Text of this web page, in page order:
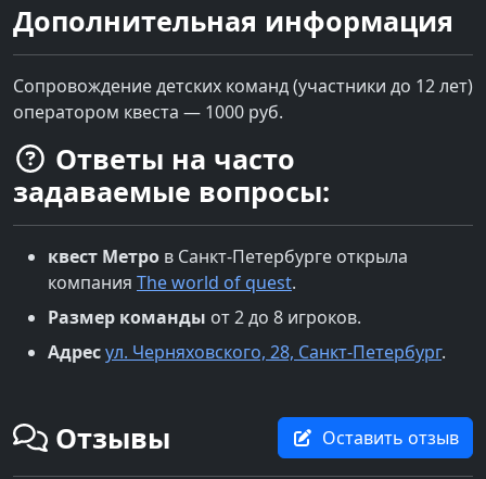
Дополнительная информация
Сопровождение детских команд (участники до 12 лет)
оператором квеста — 1000 руб.
Ответы на часто
задаваемые вопросы:
квест Метро в Санкт-Петербурге открыла
компания The world of quest.
Размер команды от 2 до 8 игроков.
Адресул. Черняховского, 28, Санкт-Петербург.
Отзывы Оставить отзыв